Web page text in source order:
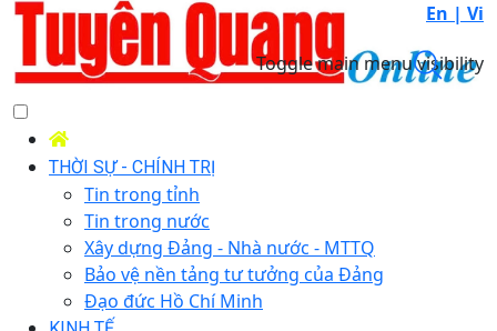
En | Vi
Toggle main menu visibility
THỜI SỰ - CHÍNH TRỊ
Tin trong tỉnh
Tin trong nước
Xây dựng Đảng - Nhà nước - MTTQ
Bảo vệ nền tảng tư tưởng của Đảng
Đạo đức Hồ Chí Minh